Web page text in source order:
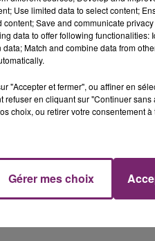
Use limited data to select content;
Save and communicate
data to offer following
Match and combine data from
"Accepter et fermer", ou affiner en
refuser en cliquant sur "Continuer
choix, ou retirer votre consentement
Gérer mes choix